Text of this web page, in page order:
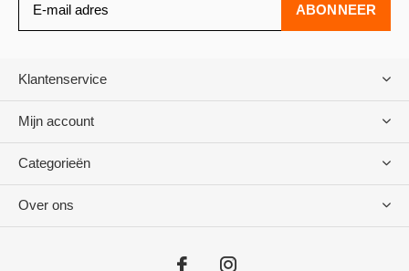
ABONNEER
Klantenservice
Mijn account
Categorieën
Over ons